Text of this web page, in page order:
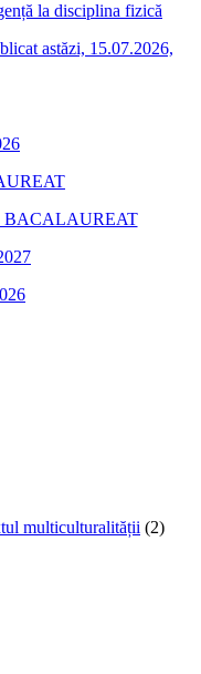
la disciplina fizică
astăzi, 15.07.2026,
multiculturalității (2)